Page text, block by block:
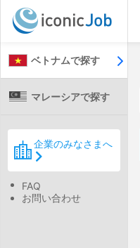
ベトナムで探す
マレーシアで探す
企業のみなさまへ
FAQ
お問い合わせ